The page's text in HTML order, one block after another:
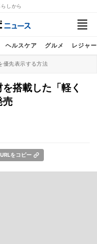
しから
ヘルスケア グルメ レジャー
優先表示する方法
搭載した「軽く
売
URLをコピー